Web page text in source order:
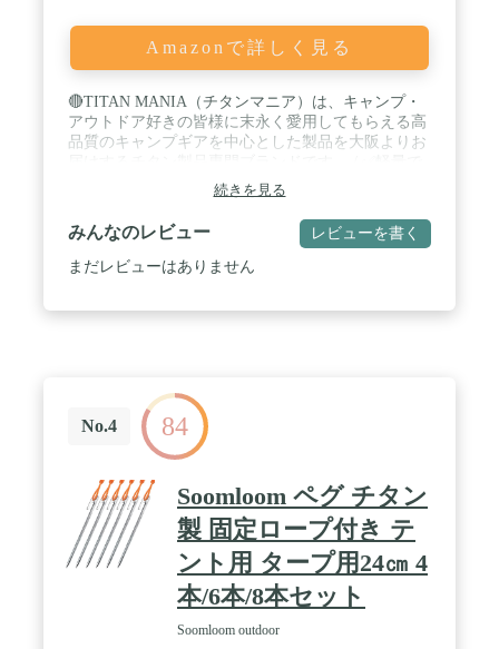
Amazonで詳しく見る
🔴TITAN MANIA（チタンマニア）は、キャンプ・
アウトドア好きの皆様に末永く愛用してもらえる高
品質のキャンプギアを中心とした製品を大阪よりお
頑丈！固い地面でもガンガン打ち込むことができる
チタンペグ。サビに強いチタン製なので耐久性◎オ
ーソドックスで使いやすく、打ち込みやすい！ チタ
ンは鉄やアルミなど他の金属より強度が高く頑丈で
す。優れた耐食性があるので湿気の多い地面や天候
に。大型タープやテントでも安心！ 硬い地面でもし
っかり深く打ち込むことが可能。高い強度があるの
で曲がったり折れてしまう心配もありません。 / ✅
ペグ先端の汚れや溝に砂や土が残ってしまっても、
水洗いできるのでお手入れ簡単！チタンは耐食性が
高いので錆びてしまう心配なし。収納袋があるので
ペグが汚れたままでも片付けることができます。 視
認性の高いオレンジ色のロープはつまづき対策に
も。様々なアウトドアシーンに合わせて長さを使い
分けて快適なキャンプを！ / ✅【商品詳細】 サイズ
(約)：7×200mm、重量(約)：38g、材質：チタン
【セット内容】 本体(20cmペグ)×6、収納袋
続きを見る
みんなのレビュー レビューを書く
まだレビューはありません
No.4 84
Soomloom ペグ チタン
製 固定ロープ付き テ
ント用 タープ用24㎝ 4
本/6本/8本セット
Soomloom outdoor